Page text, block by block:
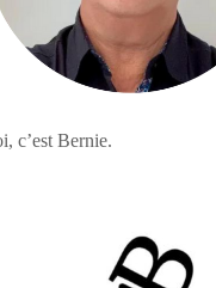
c’est Bernie.